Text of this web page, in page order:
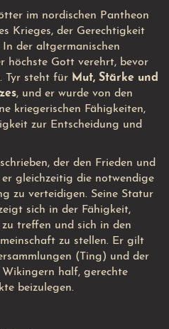
im nordischen Pantheon
Krieges, der Gerechtigkeit
der altgermanischen
höchste Gott verehrt, bevor
Tyr steht für Mut, Stärke und
, und er wurde von den
kriegerischen Fähigkeiten,
zur Entscheidung und
der den Frieden und
gleichzeitig die notwendige
zu verteidigen. Seine Statur
sich in der Fähigkeit,
treffen und sich in den
zu stellen. Er gilt
(Ting) und der
Wikingern half, gerechte
beizulegen.